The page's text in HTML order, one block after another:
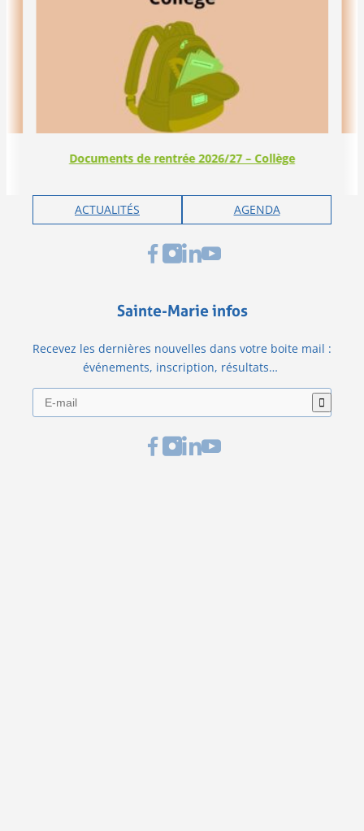
Documents de rentrée 2026/27 – Collège
ACTUALITÉS AGENDA
Sainte-Marie infos
Recevez les dernières nouvelles dans votre boite mail :
événements, inscription, résultats…
